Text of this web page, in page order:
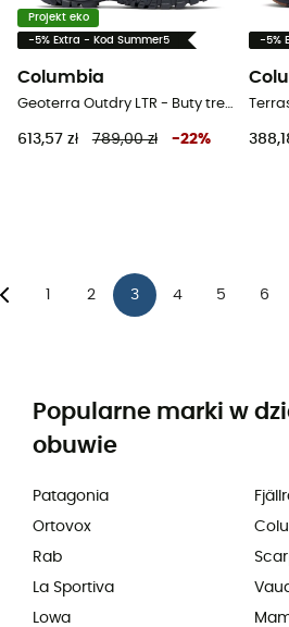
Projekt eko
-5% Extra - Kod Summer5
Columbia
Geoterra Outdry LTR - Buty trekkingowe wysokie meskie
613,57 zł 789,00 zł -22%
-5%
1 2 3 4 5 6
Popularne marki w
obuwie
Patagonia
Ortovox
Rab
La Sportiva
Lowa